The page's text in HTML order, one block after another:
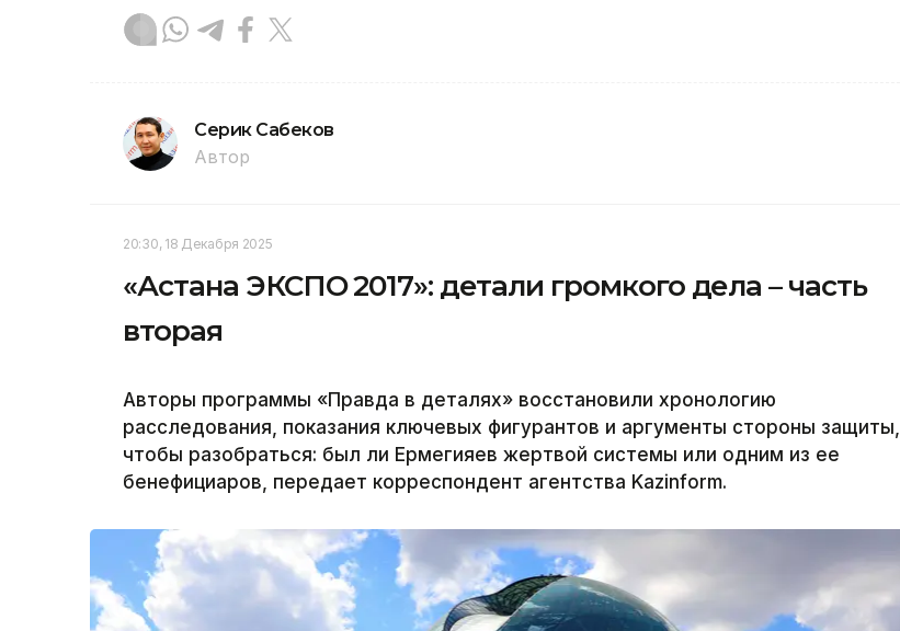
Серик Сабеков
Автор
20:30, 18 Декабря 2025
«Астана ЭКСПО 2017»: детали громкого дела – часть
вторая
Авторы программы «Правда в деталях» восстановили хронологию
расследования, показания ключевых фигурантов и аргументы стороны защиты,
чтобы разобраться: был ли Ермегияев жертвой системы или одним из ее
бенефициаров, передает корреспондент агентства Kazinform.